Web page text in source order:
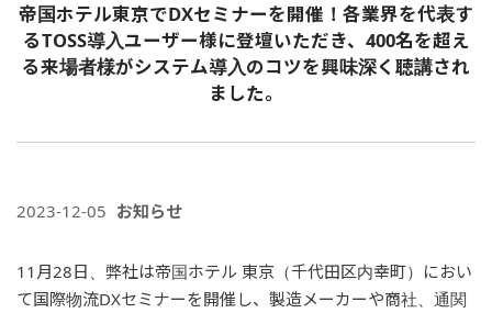
帝国ホテル東京でDXセミナーを開催！各業界を代表す
るTOSS導入ユーザー様に登壇いただき、400名を超え
る来場者様がシステム導入のコツを興味深く聴講され
ました。
2023-12-05 お知らせ
11月28日、弊社は帝国ホテル 東京（千代田区内幸町）におい
て国際物流DXセミナーを開催し、製造メーカーや商社、通関